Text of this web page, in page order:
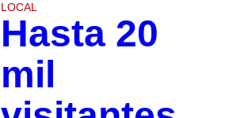
LOCAL
Hasta 20
mil